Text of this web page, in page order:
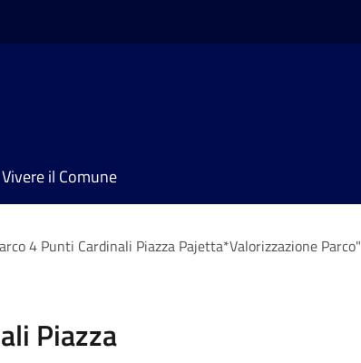
Vivere il Comune
4 Punti Cardinali Piazza Pajetta*Valorizzazione Parco"
Piazza